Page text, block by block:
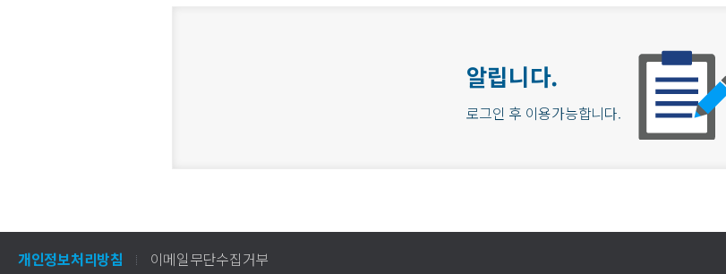
알립니다.
로그인 후 이용가능합니다.
개인정보처리방침 이메일무단수집거부